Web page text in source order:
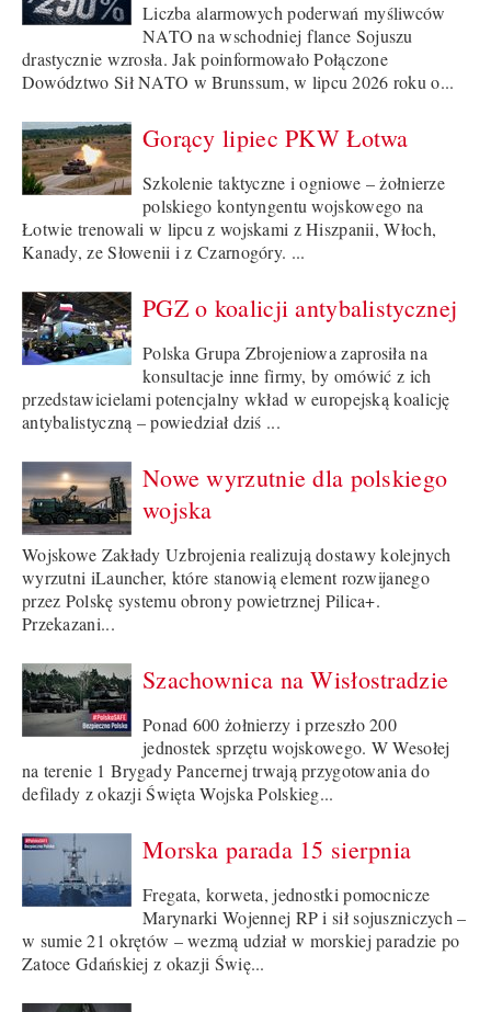
Liczba alarmowych poderwań myśliwców
NATO na wschodniej flance Sojuszu
drastycznie wzrosła. Jak poinformowało Połączone
Dowództwo Sił NATO w Brunssum, w lipcu 2026 roku o...
Gorący lipiec PKW Łotwa
Szkolenie taktyczne i ogniowe – żołnierze
polskiego kontyngentu wojskowego na
Łotwie trenowali w lipcu z wojskami z Hiszpanii, Włoch,
Kanady, ze Słowenii i z Czarnogóry. ...
PGZ o koalicji antybalistycznej
Polska Grupa Zbrojeniowa zaprosiła na
konsultacje inne firmy, by omówić z ich
przedstawicielami potencjalny wkład w europejską koalicję
antybalistyczną – powiedział dziś ...
Nowe wyrzutnie dla polskiego
wojska
Wojskowe Zakłady Uzbrojenia realizują dostawy kolejnych
wyrzutni iLauncher, które stanowią element rozwijanego
przez Polskę systemu obrony powietrznej Pilica+.
Przekazani...
Szachownica na Wisłostradzie
Ponad 600 żołnierzy i przeszło 200
jednostek sprzętu wojskowego. W Wesołej
na terenie 1 Brygady Pancernej trwają przygotowania do
defilady z okazji Święta Wojska Polskieg...
Morska parada 15 sierpnia
Fregata, korweta, jednostki pomocnicze
Marynarki Wojennej RP i sił sojuszniczych –
w sumie 21 okrętów – wezmą udział w morskiej paradzie po
Zatoce Gdańskiej z okazji Świę...